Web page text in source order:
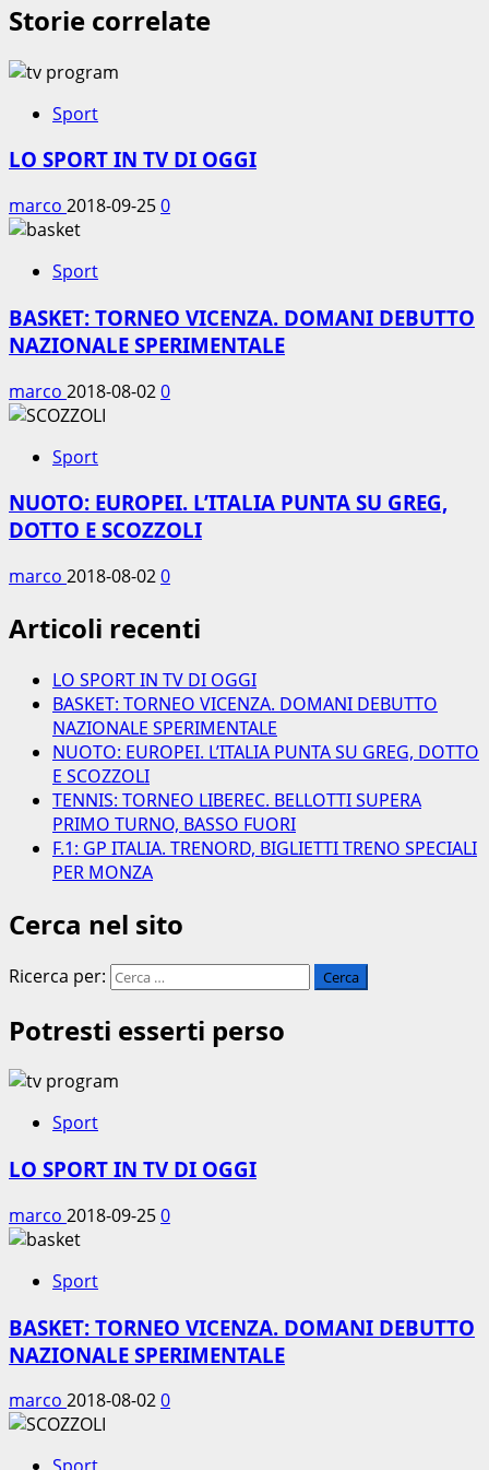
Storie correlate
Sport
LO SPORT IN TV DI OGGI
marco 2018-09-250
Sport
BASKET: TORNEO VICENZA. DOMANI DEBUTTO
NAZIONALE SPERIMENTALE
marco 2018-08-020
Sport
NUOTO: EUROPEI. L’ITALIA PUNTA SU GREG,
DOTTO E SCOZZOLI
marco 2018-08-020
Articoli recenti
LO SPORT IN TV DI OGGI
BASKET: TORNEO VICENZA. DOMANI DEBUTTO
NAZIONALE SPERIMENTALE
NUOTO: EUROPEI. L’ITALIA PUNTA SU GREG, DOTTO
E SCOZZOLI
TENNIS: TORNEO LIBEREC. BELLOTTI SUPERA
PRIMO TURNO, BASSO FUORI
F.1: GP ITALIA. TRENORD, BIGLIETTI TRENO SPECIALI
PER MONZA
Cerca nel sito
Ricerca per:
Potresti esserti perso
Sport
LO SPORT IN TV DI OGGI
marco 2018-09-250
Sport
BASKET: TORNEO VICENZA. DOMANI DEBUTTO
NAZIONALE SPERIMENTALE
marco 2018-08-020